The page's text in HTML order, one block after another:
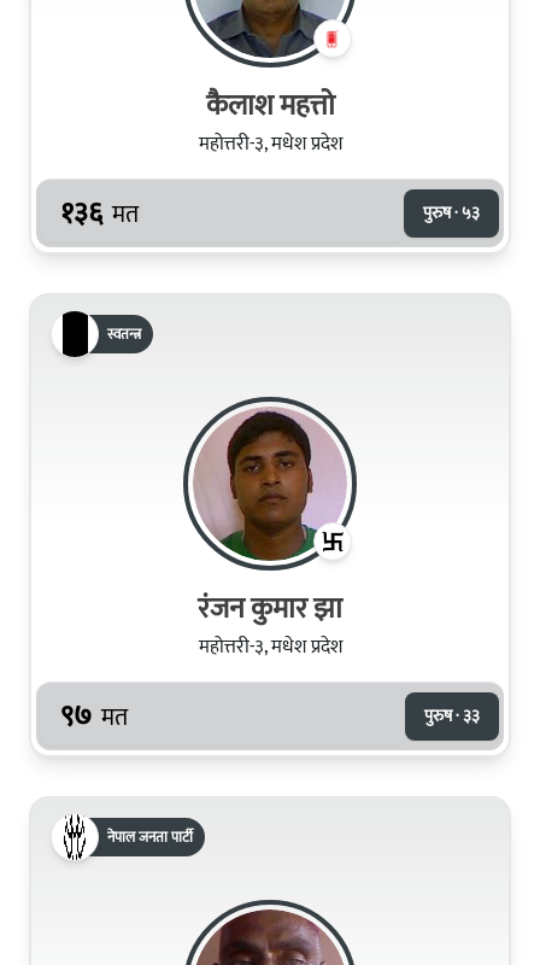
कैलाश महत्तो
महोत्तरी-३, मधेश प्रदेश
१३६ मत पुरुष · ५३
स्वतन्त्र
रंजन कुमार झा
महोत्तरी-३, मधेश प्रदेश
९७ मत पुरुष · ३३
नेपाल जनता पार्टी